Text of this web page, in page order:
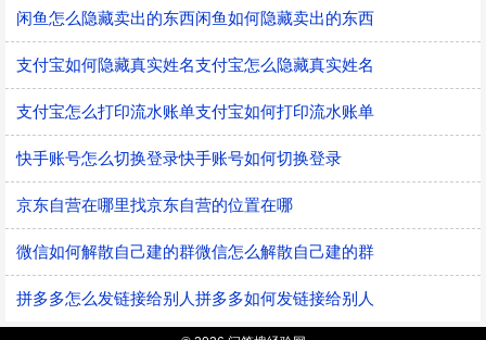
闲鱼怎么隐藏卖出的东西闲鱼如何隐藏卖出的东西
支付宝如何隐藏真实姓名支付宝怎么隐藏真实姓名
支付宝怎么打印流水账单支付宝如何打印流水账单
快手账号怎么切换登录快手账号如何切换登录
京东自营在哪里找京东自营的位置在哪
微信如何解散自己建的群微信怎么解散自己建的群
拼多多怎么发链接给别人拼多多如何发链接给别人